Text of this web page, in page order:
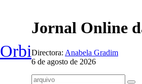
Jornal Online
Directora: Anabela Gradim
6 de agosto de 2026